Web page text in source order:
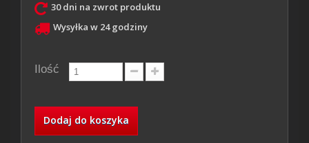
30 dni na zwrot produktu
Wysyłka w 24 godziny
Ilość
Dodaj do koszyka